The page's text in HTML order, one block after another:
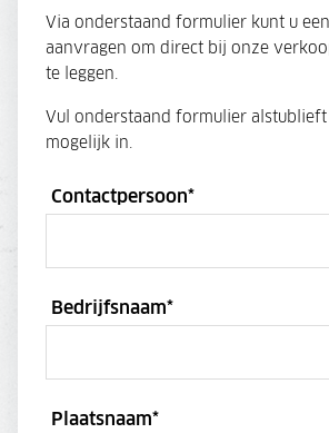
Via onderstaand formulier kunt u
aanvragen om direct bij onze
te leggen.
Vul onderstaand formulier
mogelijk in.
Contactpersoon*
Bedrijfsnaam*
Plaatsnaam*